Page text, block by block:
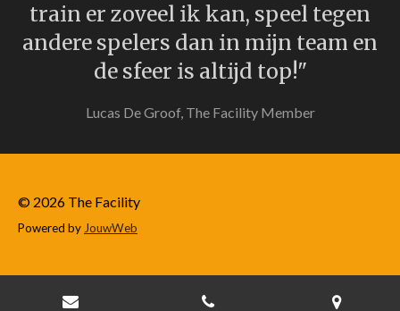
train er zoveel ik kan, speel tegen
andere spelers dan in mijn team en
de sfeer is altijd top!"
Lucas De Groof, The Facility Member
© 2026 The Facility
Powered byJouwWeb